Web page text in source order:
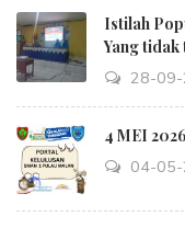
Istilah
Yang tidak
28-09-
4 MEI 2026
04-05-